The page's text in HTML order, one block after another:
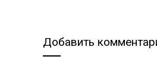
Добавить